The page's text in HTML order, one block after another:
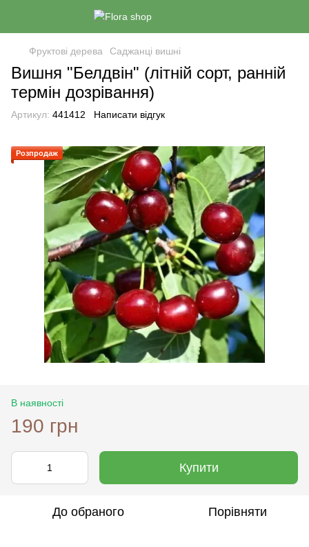
Фруктові дерева Саджанці вишні
Вишня "Белдвін" (літній сорт, ранній
термін дозрівання)
Артикул: 441412 Написати відгук
Розпродаж
В наявності
190 грн
Купити
До обраного Порівняти